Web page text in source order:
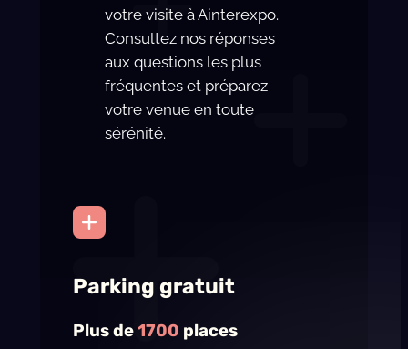
votre visite à Ainterexpo.
Consultez nos réponses
aux questions les plus
fréquentes et préparez
votre venue en toute
sérénité.
Parking gratuit
Plus de1700 places